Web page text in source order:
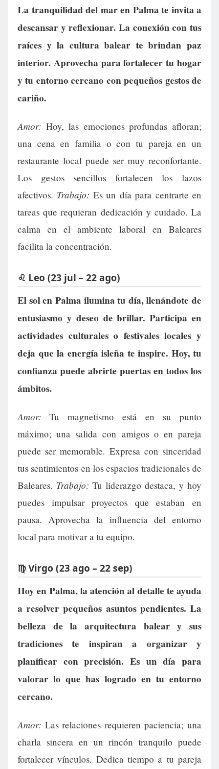
La tranquilidad del mar en Palma te invita a
descansar y reflexionar. La conexión con tus
raíces y la cultura balear te brindan paz
interior. Aprovecha para fortalecer tu hogar
y tu entorno cercano con pequeños gestos de
cariño.
Amor: Hoy, las emociones profundas afloran;
una cena en familia o con tu pareja en un
restaurante local puede ser muy reconfortante.
Los gestos sencillos fortalecen los lazos
afectivos. Trabajo: Es un día para centrarte en
tareas que requieran dedicación y cuidado. La
calma en el ambiente laboral en Baleares
facilita la concentración.
♌ Leo (23 jul – 22 ago)
El sol en Palma ilumina tu día, llenándote de
entusiasmo y deseo de brillar. Participa en
actividades culturales o festivales locales y
deja que la energía isleña te inspire. Hoy, tu
confianza puede abrirte puertas en todos los
ámbitos.
Amor: Tu magnetismo está en su punto
máximo; una salida con amigos o en pareja
puede ser memorable. Expresa con sinceridad
tus sentimientos en los espacios tradicionales de
Baleares. Trabajo: Tu liderazgo destaca, y hoy
puedes impulsar proyectos que estaban en
pausa. Aprovecha la influencia del entorno
local para motivar a tu equipo.
♍ Virgo (23 ago – 22 sep)
Hoy en Palma, la atención al detalle te ayuda
a resolver pequeños asuntos pendientes. La
belleza de la arquitectura balear y sus
tradiciones te inspiran a organizar y
planificar con precisión. Es un día para
valorar lo que has logrado en tu entorno
cercano.
Amor: Las relaciones requieren paciencia; una
charla sincera en un rincón tranquilo puede
fortalecer vínculos. Dedica tiempo a tu pareja